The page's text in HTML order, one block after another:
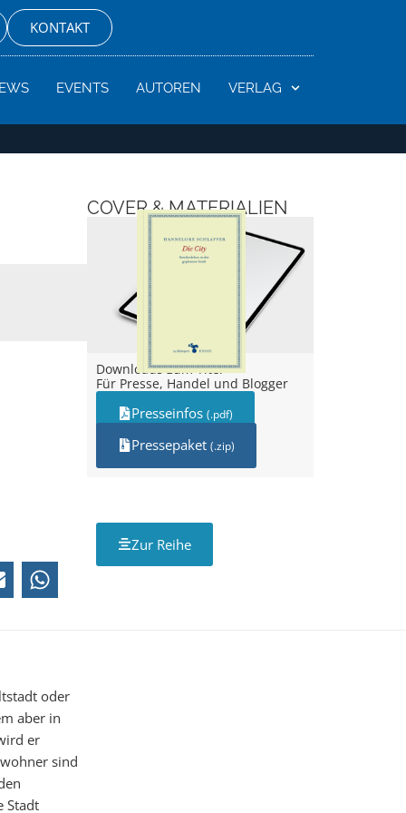
KONTAKT
EVENTS AUTOREN VERLAG
COVER & MATERIALIEN
Downloads zum Titel –
Für Presse, Handel und Blogger
Presseinfos (.pdf)
Pressepaket (.zip)
Zur Reihe
oder
aber in
er
sind
Stadt